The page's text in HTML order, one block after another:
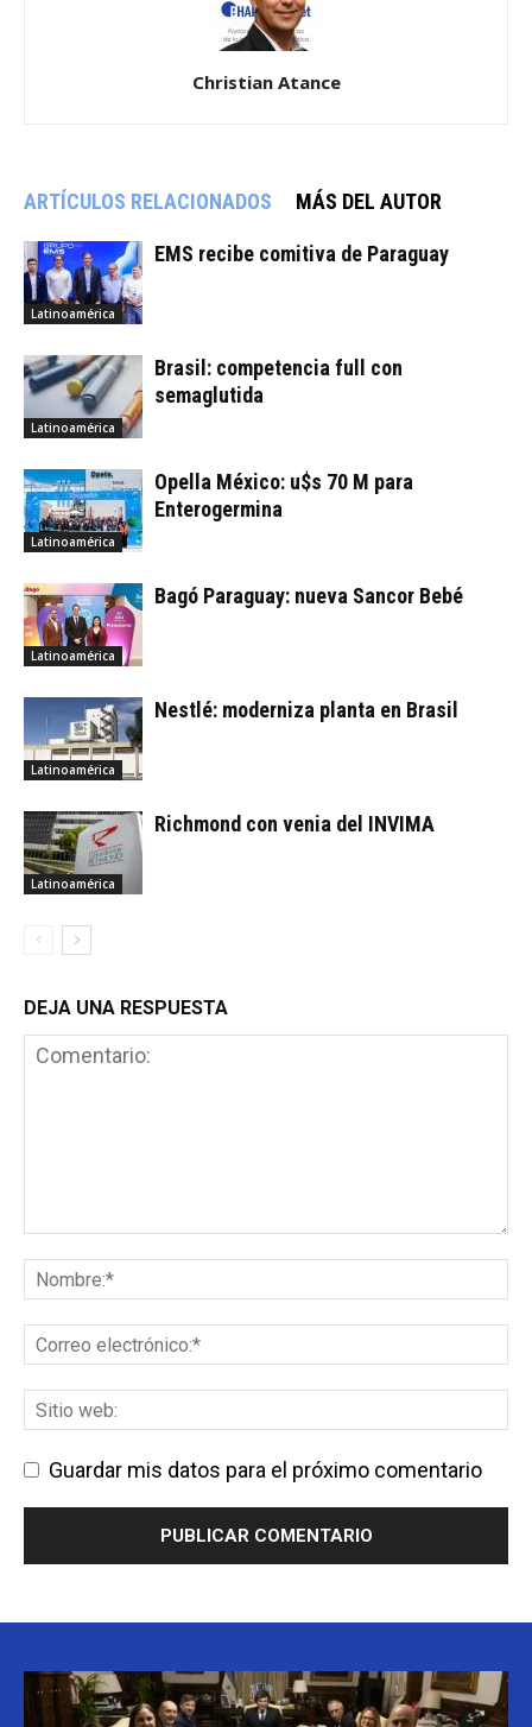
Christian Atance
ARTÍCULOS RELACIONADOS MÁS DEL AUTOR
Latinoamérica
EMS recibe comitiva de Paraguay
Latinoamérica
Brasil: competencia full con
semaglutida
Latinoamérica
Opella México: u$s 70 M para
Enterogermina
Latinoamérica
Bagó Paraguay: nueva Sancor Bebé
Latinoamérica
Nestlé: moderniza planta en Brasil
Latinoamérica
Richmond con venia del INVIMA
DEJA UNA RESPUESTA
Guardar mis datos para el próximo comentario